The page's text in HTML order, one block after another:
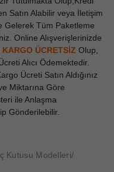
Satın Alabilir veya İletişim
Gelerek Tüm Paketleme
Online Alışverişlerinizde
ÜCRETSİZ Olup,
Alıcı Ödemektedir.
Ücreti Satın Aldığınız
Miktarına Göre
ile Anlaşma
Gönderilebilir.
Kutusu Modelleri